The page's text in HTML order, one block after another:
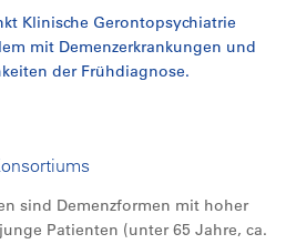
Klinische Gerontopsychiatrie
mit Demenzerkrankungen und
der Frühdiagnose.
sind Demenzformen mit hoher
Patienten (unter 65 Jahre, ca.